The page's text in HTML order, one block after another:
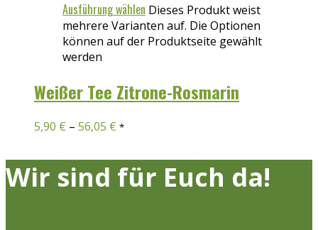
Ausführung wählen Dieses Produkt weist
mehrere Varianten auf. Die Optionen
können auf der Produktseite gewählt
werden
Weißer Tee Zitrone-Rosmarin
5,90 € – 56,05 € *
Wir sind für Euch da!